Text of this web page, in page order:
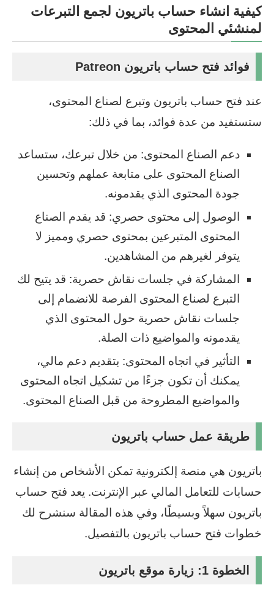
كيفية انشاء حساب باتريون لجمع التبرعات
لمنشئي المحتوى
فوائد فتح حساب باتريون Patreon
عند فتح حساب باتريون وتبرع لصناع المحتوى،
ستستفيد من عدة فوائد، بما في ذلك:
دعم الصناع المحتوى: من خلال تبرعك، ستساعد
الصناع المحتوى على متابعة عملهم وتحسين
جودة المحتوى الذي يقدمونه.
الوصول إلى محتوى حصري: قد يقدم الصناع
المحتوى المتبرعين بمحتوى حصري ومميز لا
يتوفر لغيرهم من المشاهدين.
المشاركة في جلسات نقاش حصرية: قد يتيح لك
التبرع لصناع المحتوى الفرصة للانضمام إلى
جلسات نقاش حصرية حول المحتوى الذي
يقدمونه والمواضيع ذات الصلة.
التأثير في اتجاه المحتوى: بتقديم دعم مالي،
يمكنك أن تكون جزءًا من تشكيل اتجاه المحتوى
والمواضيع المطروحة من قبل الصناع المحتوى.
طريقة عمل حساب باتريون
باتريون هي منصة إلكترونية تمكن الأشخاص من إنشاء
حسابات للتعامل المالي عبر الإنترنت. يعد فتح حساب
باتريون سهلاً وبسيطًا، وفي هذه المقالة سنشرح لك
خطوات فتح حساب باتريون بالتفصيل.
الخطوة 1: زيارة موقع باتريون